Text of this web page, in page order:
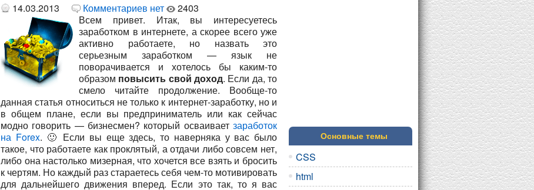
14.03.2013 Комментариев нет
2403
Всем привет. Итак, вы интересуетесь
заработком в интернете, а скорее всего уже
активно работаете, но назвать это
серьезным заработком — язык не
поворачивается и хотелось бы каким-то
образом повысить свой доход. Если да, то
смело читайте продолжение. Вообще-то
данная статья относиться не только к интернет-заработку, но и
в общем плане, если вы предприниматель или как сейчас
модно говорить — бизнесмен? который осваивает заработок
на Forex. 🙂 Если вы еще здесь, то наверняка у вас было
такое, что работаете как проклятый, а отдачи либо совсем нет,
либо она настолько мизерная, что хочется все взять и бросить
к чертям. Но каждый раз стараетесь себя чем-то мотивировать
для дальнейшего движения вперед. Если это так, то я вас
Основные темы
CSS
html